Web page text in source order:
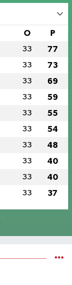
O P
33 77
33 73
33 69
33 59
33 55
33 54
33 48
33 40
33 40
33 37